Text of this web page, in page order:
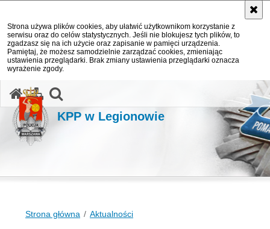
Strona używa plików cookies, aby ułatwić użytkownikom korzystanie z
serwisu oraz do celów statystycznych. Jeśli nie blokujesz tych plików, to
zgadzasz się na ich użycie oraz zapisanie w pamięci urządzenia.
Pamiętaj, że możesz samodzielnie zarządzać cookies, zmieniając
ustawienia przeglądarki. Brak zmiany ustawienia przeglądarki oznacza
wyrażenie zgody.
KPP w Legionowie
Strona główna Aktualności